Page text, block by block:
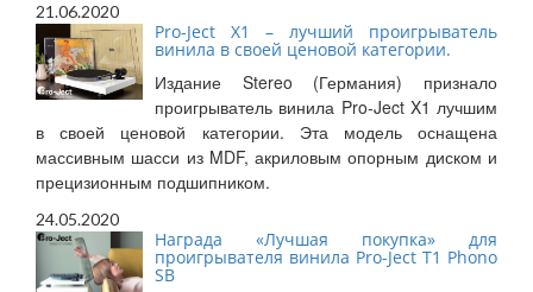
21.06.2020
Pro-Ject X1 – лучший проигрыватель
винила в своей ценовой категории.
Издание Stereo (Германия) признало
проигрыватель винила Pro-Ject X1 лучшим
в своей ценовой категории. Эта модель оснащена
массивным шасси из MDF, акриловым опорным диском и
прецизионным подшипником.
24.05.2020
Награда «Лучшая покупка» для
проигрывателя винила Pro-Ject T1 Phono
SB